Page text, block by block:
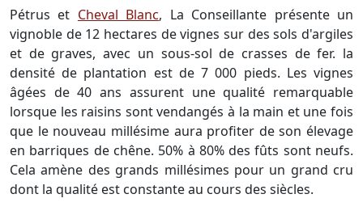
Pétrus et Cheval Blanc, La Conseillante présente un
vignoble de 12 hectares de vignes sur des sols d'argiles
et de graves, avec un sous-sol de crasses de fer. la
densité de plantation est de 7 000 pieds. Les vignes
âgées de 40 ans assurent une qualité remarquable
lorsque les raisins sont vendangés à la main et une fois
que le nouveau millésime aura profiter de son élevage
en barriques de chêne. 50% à 80% des fûts sont neufs.
Cela amène des grands millésimes pour un grand cru
dont la qualité est constante au cours des siècles.